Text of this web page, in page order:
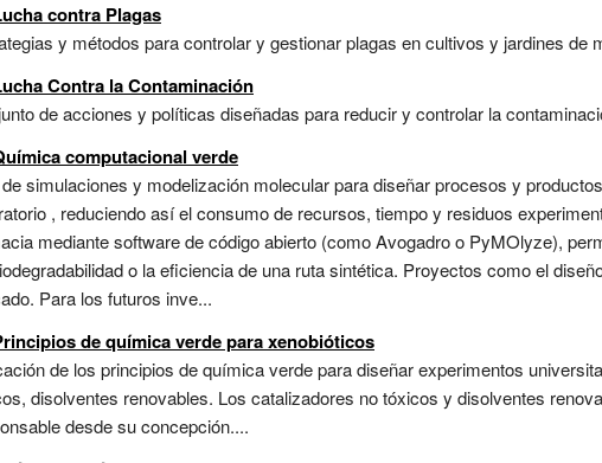
contra Plagas
y métodos para controlar y gestionar plagas en cultivos y jardines de
Contra la Contaminación
de acciones y políticas diseñadas para reducir y controlar la
computacional verde
simulaciones y modelización molecular para diseñar procesos y
, reduciendo así el consumo de recursos, tiempo y residuos
mediante software de código abierto (como Avogadro o PyMOlyze),
o la eficiencia de una ruta sintética. Proyectos como el
Para los futuros inve...
de química verde para xenobióticos
de los principios de química verde para diseñar experimentos
disolventes renovables. Los catalizadores no tóxicos y disolventes
desde su concepción....